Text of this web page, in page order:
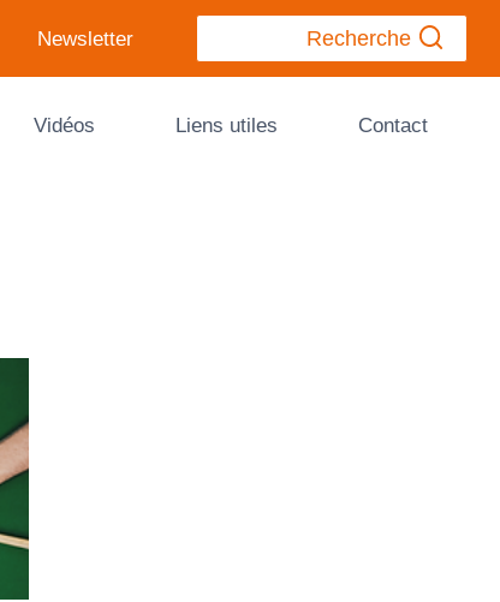
Newsletter Recherche
Vidéos Liens utiles Contact